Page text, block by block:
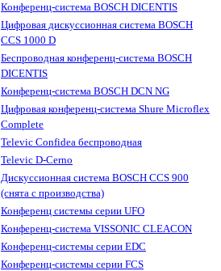
Конференц-система BOSCH DICENTIS
Цифровая дискуссионная система BOSCH
CCS 1000 D
Беспроводная конференц-система BOSCH
DICENTIS
Конференц-система BOSCH DCN NG
Цифровая конференц-система Shure Microflex
Complete
Televic Confidea беспроводная
Televic D-Cerno
Дискуссионная система BOSCH CCS 900
(снята с производства)
Конференц системы серии UFO
Конференц-система VISSONIC CLEACON
Конференц-системы серии EDC
Конференц-системы серии FCS